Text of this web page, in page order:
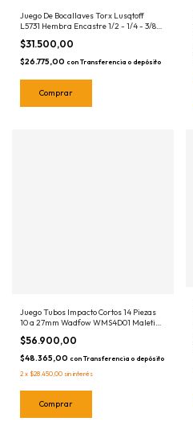
Juego De Bocallaves Torx Lusqtoff
L5731 Hembra Encastre 1/2 - 1/4 - 3/8
Set 14 Piezas Tubos E- torx Maletin
$31.500,00
$26.775,00 con Transferencia o depósito
Juego Tubos Impacto Cortos 14 Piezas
10 a 27mm Wadfow WMS4D01 Maletin
Bocallaves
$56.900,00
$48.365,00 con Transferencia o depósito
2 x $28.450,00 sin interés